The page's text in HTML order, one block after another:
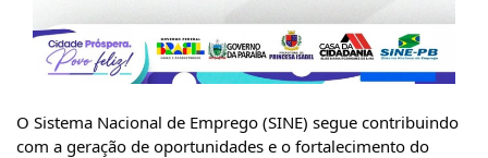
O Sistema Nacional de Emprego (SINE) segue contribuindo
com a geração de oportunidades e o fortalecimento do